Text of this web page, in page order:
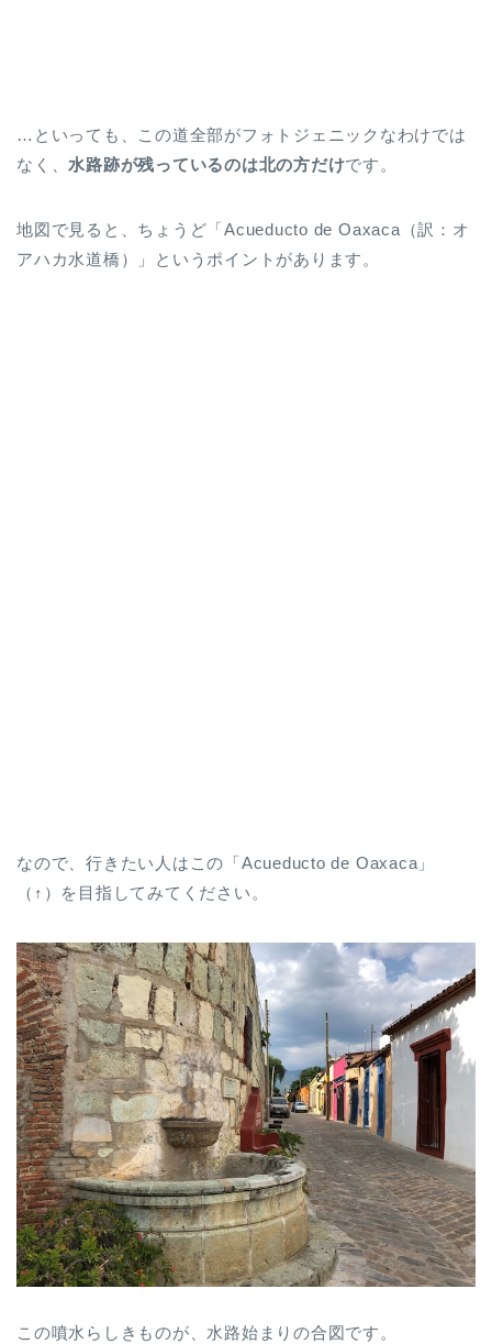
…といっても、この道全部がフォトジェニックなわけでは
なく、 水路跡が残っているのは北の方だけです。
地図で見ると、ちょうど「Acueducto de Oaxaca（訳：オ
アハカ水道橋）」というポイントがあります。
なので、行きたい人はこの「Acueducto de Oaxaca」
（↑）を目指してみてください。
この噴水らしきものが、水路始まりの合図です。